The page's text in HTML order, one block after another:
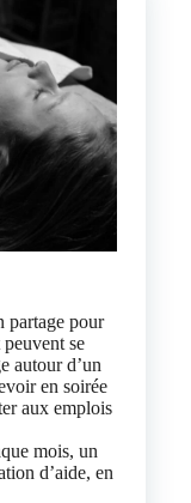
partage pour
se
autour d’un
en soirée
aux emplois
mois, un
d’aide, en